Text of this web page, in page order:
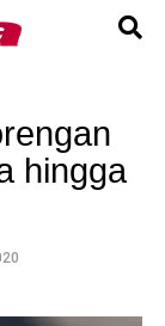
hingga